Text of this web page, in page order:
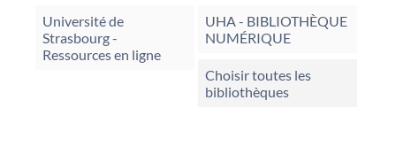
Université de
Strasbourg -
Ressources en ligne
UHA - BIBLIOTHÈQUE
NUMÉRIQUE
Choisir toutes les
bibliothèques